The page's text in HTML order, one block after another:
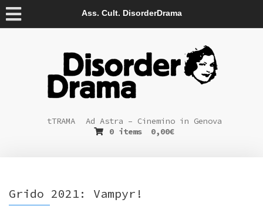
Ass. Cult. DisorderDrama
tTRAMA
Ad Astra – Cinemino in Genova
0 items
0,00€
Grido 2021: Vampyr!